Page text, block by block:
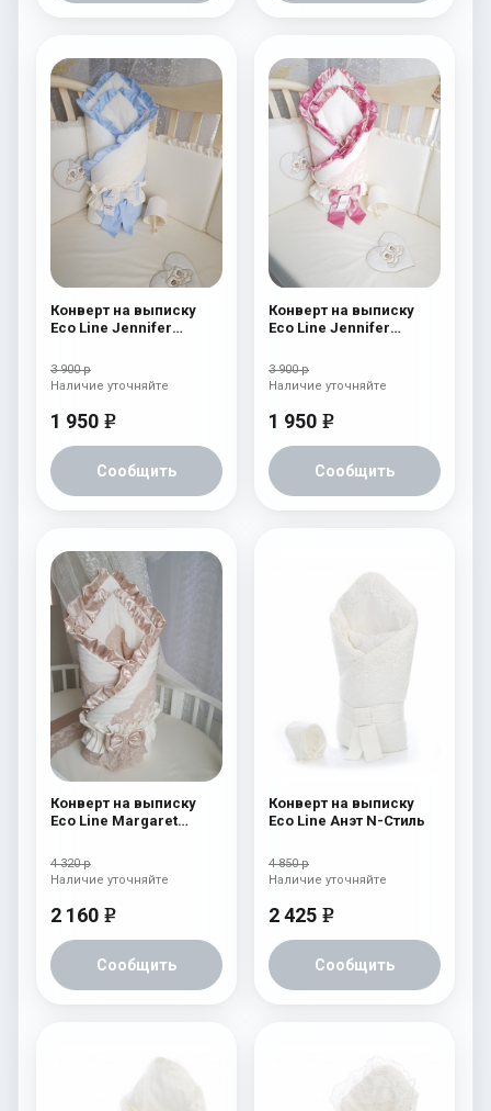
Конверт на выписку
Eco Line Jennifer
3 900 р
1 950 e
Сообщить
Наличие уточняйте
Конверт на выписку
Eco Line Jennifer
3 900 р
1 950 e
Сообщить
Наличие уточняйте
Конверт на выписку
Eco Line Margaret
4 320 р
2 160 e
Сообщить
Наличие уточняйте
Конверт на выписку
Eco Line Анэт N-Стиль
4 850 р
2 425 e
Сообщить
Наличие уточняйте